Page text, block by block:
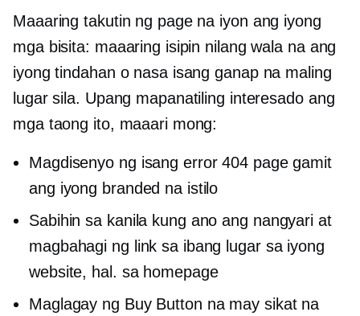
Maaaring takutin ng page na iyon ang iyong
mga bisita: maaaring isipin nilang wala na ang
iyong tindahan o nasa isang ganap na maling
lugar sila. Upang mapanatiling interesado ang
mga taong ito, maaari mong:
Magdisenyo ng isang error 404 page gamit
ang iyong branded na istilo
Sabihin sa kanila kung ano ang nangyari at
magbahagi ng link sa ibang lugar sa iyong
website, hal. sa homepage
Maglagay ng Buy Button na may sikat na